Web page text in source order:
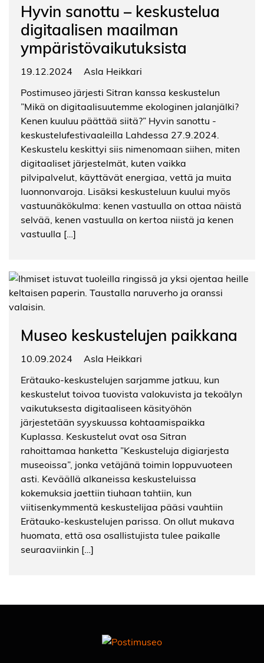
Hyvin sanottu – keskustelua
digitaalisen maailman
ympäristövaikutuksista
19.12.2024
Asla Heikkari
Postimuseo järjesti Sitran kanssa keskustelun
”Mikä on digitaalisuutemme ekologinen jalanjälki?
Kenen kuuluu päättää siitä?” Hyvin sanottu -
keskustelufestivaaleilla Lahdessa 27.9.2024.
Keskustelu keskittyi siis nimenomaan siihen, miten
digitaaliset järjestelmät, kuten vaikka
pilvipalvelut, käyttävät energiaa, vettä ja muita
luonnonvaroja. Lisäksi keskusteluun kuului myös
vastuunäkökulma: kenen vastuulla on ottaa näistä
selvää, kenen vastuulla on kertoa niistä ja kenen
vastuulla […]
Museo keskustelujen paikkana
10.09.2024
Asla Heikkari
Erätauko-keskustelujen sarjamme jatkuu, kun
keskustelut toivoa tuovista valokuvista ja tekoälyn
vaikutuksesta digitaaliseen käsityöhön
järjestetään syyskuussa kohtaamispaikka
Kuplassa. Keskustelut ovat osa Sitran
rahoittamaa hanketta ”Keskusteluja digiarjesta
museoissa”, jonka vetäjänä toimin loppuvuoteen
asti. Keväällä alkaneissa keskusteluissa
kokemuksia jaettiin tiuhaan tahtiin, kun
viitisenkymmentä keskustelijaa pääsi vauhtiin
Erätauko-keskustelujen parissa. On ollut mukava
huomata, että osa osallistujista tulee paikalle
seuraaviinkin […]